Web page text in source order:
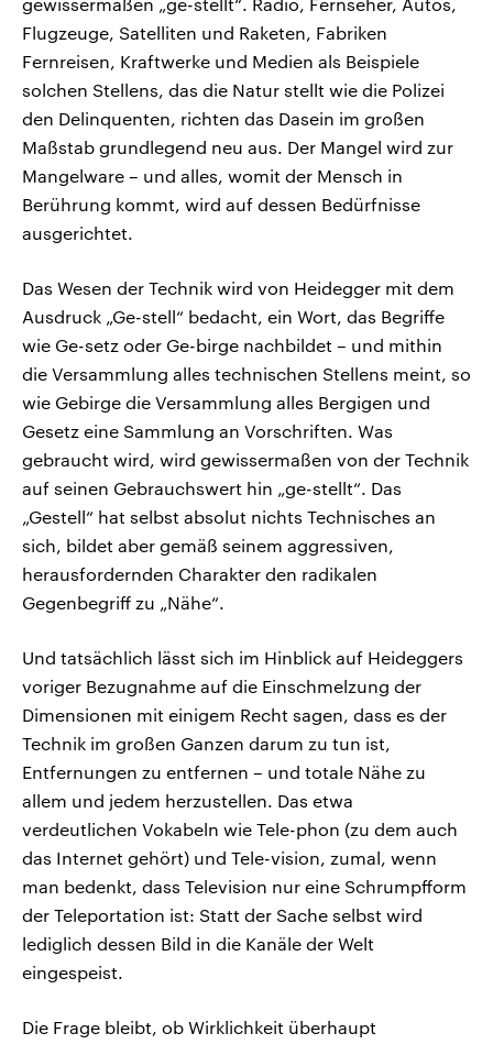
gewissermaßen „ge-stellt“. Radio, Fernseher, Autos,
Flugzeuge, Satelliten und Raketen, Fabriken
Fernreisen, Kraftwerke und Medien als Beispiele
solchen Stellens, das die Natur stellt wie die Polizei
den Delinquenten, richten das Dasein im großen
Maßstab grundlegend neu aus. Der Mangel wird zur
Mangelware – und alles, womit der Mensch in
Berührung kommt, wird auf dessen Bedürfnisse
ausgerichtet.
Das Wesen der Technik wird von Heidegger mit dem
Ausdruck „Ge-stell“ bedacht, ein Wort, das Begriffe
wie Ge-setz oder Ge-birge nachbildet – und mithin
die Versammlung alles technischen Stellens meint, so
wie Gebirge die Versammlung alles Bergigen und
Gesetz eine Sammlung an Vorschriften. Was
gebraucht wird, wird gewissermaßen von der Technik
auf seinen Gebrauchswert hin „ge-stellt“. Das
„Gestell“ hat selbst absolut nichts Technisches an
sich, bildet aber gemäß seinem aggressiven,
herausfordernden Charakter den radikalen
Gegenbegriff zu „Nähe“.
Und tatsächlich lässt sich im Hinblick auf Heideggers
voriger Bezugnahme auf die Einschmelzung der
Dimensionen mit einigem Recht sagen, dass es der
Technik im großen Ganzen darum zu tun ist,
Entfernungen zu entfernen – und totale Nähe zu
allem und jedem herzustellen. Das etwa
verdeutlichen Vokabeln wie Tele-phon (zu dem auch
das Internet gehört) und Tele-vision, zumal, wenn
man bedenkt, dass Television nur eine Schrumpfform
der Teleportation ist: Statt der Sache selbst wird
lediglich dessen Bild in die Kanäle der Welt
eingespeist.
Die Frage bleibt, ob Wirklichkeit überhaupt